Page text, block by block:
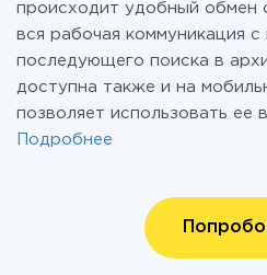
происходит удобный обмен
вся рабочая коммуникация
последующего поиска в
доступна также и на
позволяет использовать ее
Подробнее